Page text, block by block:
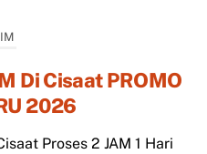
Di Cisaat PROMO
2026
Proses 2 JAM 1 Hari